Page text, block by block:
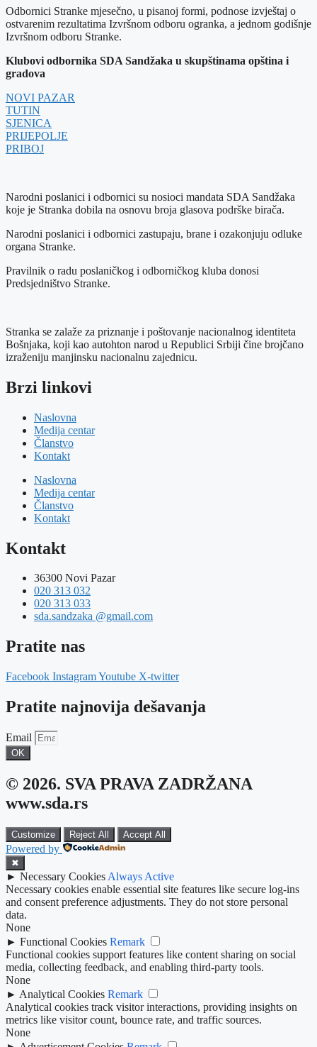
Odbornici Stranke mjesečno, u pisanoj formi, podnose izvještaj o
ostvarenim rezultatima Izvršnom odboru ogranka, a jednom godišnje
Izvršnom odboru Stranke.
Klubovi odbornika SDA Sandžaka u skupštinama opština i
gradova
NOVI PAZAR
TUTIN
SJENICA
PRIJEPOLJE
PRIBOJ
Narodni poslanici i odbornici su nosioci mandata SDA Sandžaka
koje je Stranka dobila na osnovu broja glasova podrške birača.
Narodni poslanici i odbornici zastupaju, brane i ozakonjuju odluke
organa Stranke.
Pravilnik o radu poslaničkog i odborničkog kluba donosi
Predsjedništvo Stranke.
Stranka se zalaže za priznanje i poštovanje nacionalnog identiteta
Bošnjaka, koji kao autohton narod u Republici Srbiji čine brojčano
izraženiju manjinsku nacionalnu zajednicu.
Brzi linkovi
Naslovna
Medija centar
Članstvo
Kontakt
Naslovna
Medija centar
Članstvo
Kontakt
Kontakt
36300 Novi Pazar
020 313 032
020 313 033
sda.sandzaka @gmail.com
Pratite nas
Facebook InstagramYoutube X-twitter
Pratite najnovija dešavanja
Email
OK
© 2026. SVA PRAVA ZADRŽANA
www.sda.rs
Customize Reject All Accept All
Powered by
✖
► Necessary Cookies Always Active
Necessary cookies enable essential site features like secure log-ins
and consent preference adjustments. They do not store personal
data.
None
► Functional Cookies Remark
Functional cookies support features like content sharing on social
media, collecting feedback, and enabling third-party tools.
None
► Analytical Cookies Remark
Analytical cookies track visitor interactions, providing insights on
metrics like visitor count, bounce rate, and traffic sources.
None